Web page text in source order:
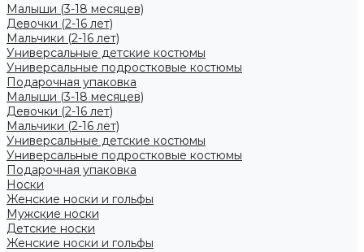
Малыши (3-18 месяцев)
Девочки (2-16 лет)
Мальчики (2-16 лет)
Универсальные детские костюмы
Универсальные подростковые костюмы
Подарочная упаковка
Малыши (3-18 месяцев)
Девочки (2-16 лет)
Мальчики (2-16 лет)
Универсальные детские костюмы
Универсальные подростковые костюмы
Подарочная упаковка
Носки
Женские носки и гольфы
Мужские носки
Детские носки
Женские носки и гольфы